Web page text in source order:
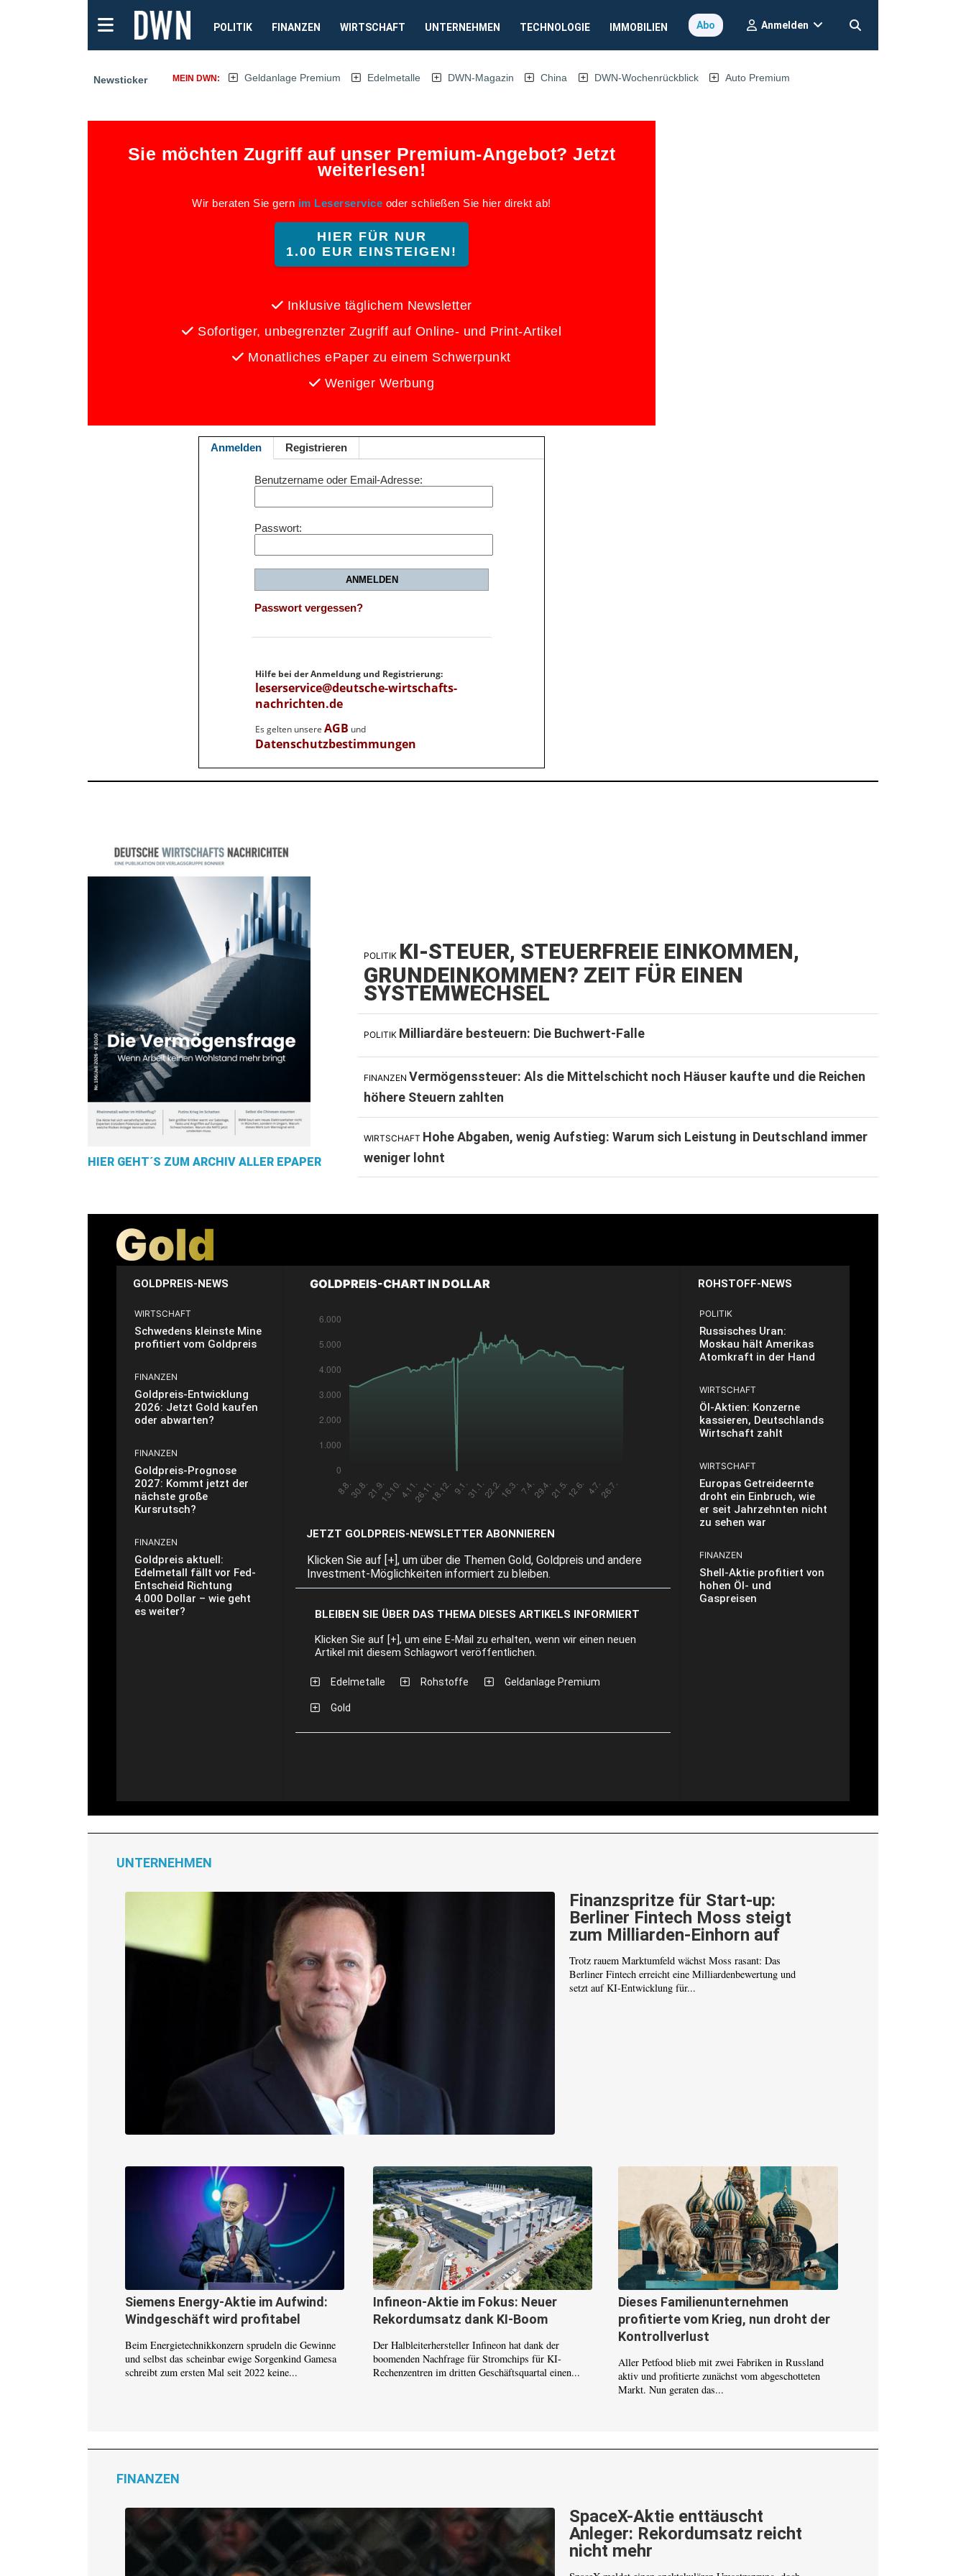
POLITIK FINANZEN WIRTSCHAFT UNTERNEHMEN TECHNOLOGIE IMMOBILIEN Abo Anmelden
Newsticker MEIN DWN: Geldanlage Premium Edelmetalle DWN-Magazin China DWN-Wochenrückblick Auto Premium
Sie möchten Zugriff auf unser Premium-Angebot? Jetzt
weiterlesen!
Wir beraten Sie gern im Leserservice oder schließen Sie hier direkt ab!
HIER FÜR NUR
1.00 EUR EINSTEIGEN!
Inklusive täglichem Newsletter
Sofortiger, unbegrenzter Zugriff auf Online- und Print-Artikel
Monatliches ePaper zu einem Schwerpunkt
Weniger Werbung
Anmelden Registrieren
Benutzername oder Email-Adresse
Passwort
ANMELDEN
Passwort vergessen?
Hilfe bei der Anmeldung und Registrierung:
leserservice@deutsche-wirtschafts-
nachrichten.de
Es gelten unsere AGB und
Datenschutzbestimmungen
HIER GEHT´S ZUM ARCHIV ALLER EPAPER
POLITIK KI-STEUER, STEUERFREIE EINKOMMEN,
GRUNDEINKOMMEN? ZEIT FÜR EINEN
SYSTEMWECHSEL
POLITIK Milliardäre besteuern: Die Buchwert-Falle
FINANZEN Vermögenssteuer: Als die Mittelschicht noch Häuser kaufte und die Reichen
höhere Steuern zahlten
WIRTSCHAFT Hohe Abgaben, wenig Aufstieg: Warum sich Leistung in Deutschland immer
weniger lohnt
GOLDPREIS-NEWS
WIRTSCHAFT
Schwedens kleinste Mine
profitiert vom Goldpreis
FINANZEN
Goldpreis-Entwicklung
2026: Jetzt Gold kaufen
oder abwarten?
FINANZEN
Goldpreis-Prognose
2027: Kommt jetzt der
nächste große
Kursrutsch?
FINANZEN
Goldpreis aktuell:
Edelmetall fällt vor Fed-
Entscheid Richtung
4.000 Dollar – wie geht
es weiter?
GOLDPREIS-CHART IN DOLLAR
JETZT GOLDPREIS-NEWSLETTER ABONNIEREN
Klicken Sie auf [+], um über die Themen Gold, Goldpreis und andere
Investment-Möglichkeiten informiert zu bleiben.
BLEIBEN SIE ÜBER DAS THEMA DIESES ARTIKELS INFORMIERT
Klicken Sie auf [+], um eine E-Mail zu erhalten, wenn wir einen neuen
Artikel mit diesem Schlagwort veröffentlichen.
Edelmetalle Rohstoffe Geldanlage Premium
Gold
ROHSTOFF-NEWS
POLITIK
Russisches Uran:
Moskau hält Amerikas
Atomkraft in der Hand
WIRTSCHAFT
Öl-Aktien: Konzerne
kassieren, Deutschlands
Wirtschaft zahlt
WIRTSCHAFT
Europas Getreideernte
droht ein Einbruch, wie
er seit Jahrzehnten nicht
zu sehen war
FINANZEN
Shell-Aktie profitiert von
hohen Öl- und
Gaspreisen
UNTERNEHMEN
Finanzspritze für Start-up:
Berliner Fintech Moss steigt
zum Milliarden-Einhorn auf
Trotz rauem Marktumfeld wächst Moss rasant: Das
Berliner Fintech erreicht eine Milliardenbewertung und
setzt auf KI-Entwicklung für...
Siemens Energy-Aktie im Aufwind:
Windgeschäft wird profitabel
Beim Energietechnikkonzern sprudeln die Gewinne
und selbst das scheinbar ewige Sorgenkind Gamesa
schreibt zum ersten Mal seit 2022 keine...
Infineon-Aktie im Fokus: Neuer
Rekordumsatz dank KI-Boom
Der Halbleiterhersteller Infineon hat dank der
boomenden Nachfrage für Stromchips für KI-
Rechenzentren im dritten Geschäftsquartal einen...
Dieses Familienunternehmen
profitierte vom Krieg, nun droht der
Kontrollverlust
Aller Petfood blieb mit zwei Fabriken in Russland
aktiv und profitierte zunächst vom abgeschotteten
Markt. Nun geraten das...
FINANZEN
SpaceX-Aktie enttäuscht
Anleger: Rekordumsatz reicht
nicht mehr